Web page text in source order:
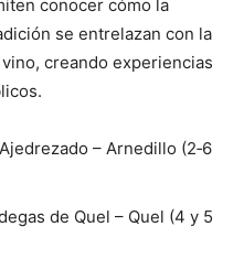
conocer cómo la
se entrelazan con la
creando experiencias
– Arnedillo (2‑6
de Quel – Quel (4 y 5